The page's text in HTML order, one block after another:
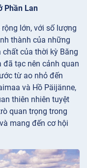
Phần Lan
lớn, với số lượng
thành của những
của thời kỳ Băng
đã tạc nên cảnh quan
từ ao nhỏ đến
và Hồ Päijänne,
thiên nhiên tuyệt
quan trọng trong
mang đến cơ hội